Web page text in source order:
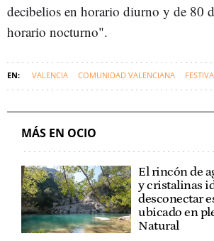
decibelios en horario diurno y de 80
horario nocturno".
VALENCIA COMUNIDAD VALENCIANA
MÁS EN OCIO
El rincón de
y cristalinas
desconectar
ubicado en
Natural